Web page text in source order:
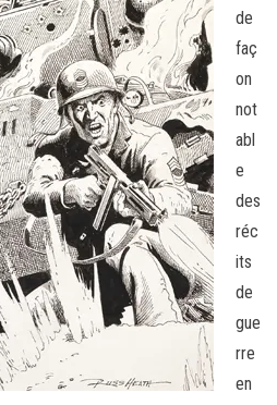
de
faç
on
not
abl
e
des
réc
its
de
gue
rre
en